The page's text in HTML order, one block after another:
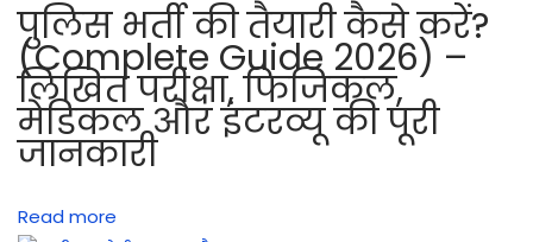
लि
स
क
र्मी
को
ने
पुलिस भर्ती की तैयारी कैसे करें?
(Complete Guide 2026) –
लिखित परीक्षा, फिजिकल,
मेडिकल और इंटरव्यू की पूरी
जानकारी
Read more